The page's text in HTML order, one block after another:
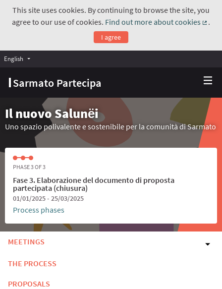
This site uses cookies. By continuing to browse the site, you
agree to our use of cookies. Find out more about cookies
.
I agree
Sarmato Partecipa
English Choose language
Il nuovo Salunёi
Uno spazio polivalente e sostenibile per la comunità di Sarmato
PHASE 3 OF 3
Fase 3. Elaborazione del documento di proposta
partecipata (chiusura)
01/01/2025 - 25/03/2025
Process phases
MEETINGS
THE PROCESS
PROPOSALS